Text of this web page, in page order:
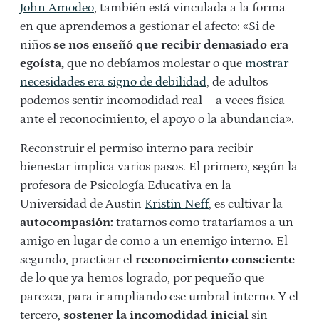
John Amodeo, también está vinculada a la forma
en que aprendemos a gestionar el afecto: «Si de
niños se nos enseñó que recibir demasiado era
egoísta, que no debíamos molestar o que mostrar
necesidades era signo de debilidad, de adultos
podemos sentir incomodidad real —a veces física—
ante el reconocimiento, el apoyo o la abundancia».
Reconstruir el permiso interno para recibir
bienestar implica varios pasos. El primero, según la
profesora de Psicología Educativa en la
Universidad de Austin Kristin Neff, es cultivar la
autocompasión: tratarnos como trataríamos a un
amigo en lugar de como a un enemigo interno. El
segundo, practicar el reconocimiento consciente
de lo que ya hemos logrado, por pequeño que
parezca, para ir ampliando ese umbral interno. Y el
tercero, sostener la incomodidad inicial sin